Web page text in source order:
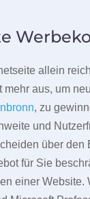
allein
mehr aus, um
, zu
und
über den
für Sie
einer Website.